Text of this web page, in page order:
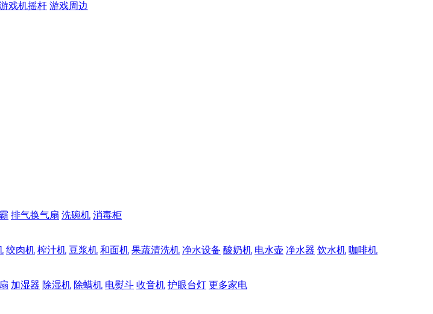
戏机摇杆 游戏周边
排气换气扇 洗碗机 消毒柜
绞肉机 榨汁机 豆浆机 和面机 果蔬清洗机 净水设备 酸奶机 电水壶 净水器 饮水机 咖啡机
加湿器 除湿机 除螨机 电熨斗 收音机 护眼台灯 更多家电